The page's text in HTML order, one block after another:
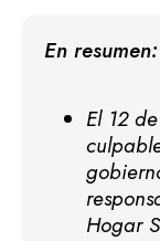
En resumen:
El 12
Hogar